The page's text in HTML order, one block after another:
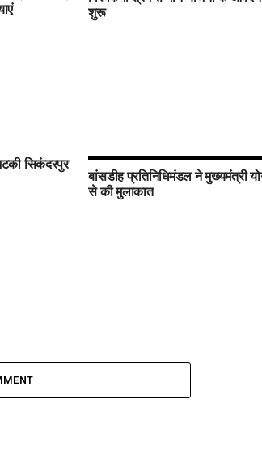
शुरू
सिकंदरपुर
बांसडीह प्रतिनिधिमंडल ने मुख्यमंत्री
से की मुलाकात